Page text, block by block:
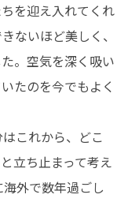
を迎え入れてくれ
ないほど美しく、
。空気を深く吸い
たのを今でもよく
これから、どこ
立ち止まって考え
外で数年過ごし